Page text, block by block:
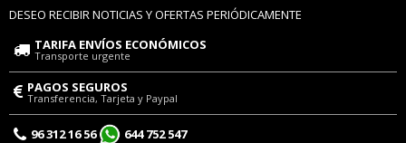
DESEO RECIBIR NOTICIAS Y OFERTAS PERIÓDICAMENTE
TARIFA ENVÍOS ECONÓMICOS
Transporte urgente
PAGOS SEGUROS
Transferencia, Tarjeta y Paypal
96 312 16 56 644 752 547